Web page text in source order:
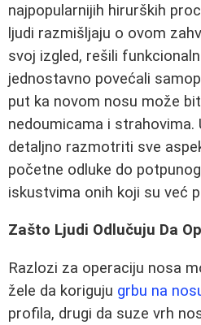
najpopularnijih hirurških
ljudi razmišljaju o ovom
svoj izgled, rešili
jednostavno povećali
put ka novom nosu može
nedoumicama i strahovima.
detaljno razmotriti sve
početne odluke do
iskustvima onih koji su već
Zašto Ljudi Odlučuju Da
Razlozi za operaciju nosa
žele da koriguju grbu na
profila, drugi da suze vrh